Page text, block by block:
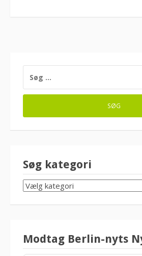
EFTER:
Søg kategori
SØG
KATEGORI
Modtag Berlin-nyts